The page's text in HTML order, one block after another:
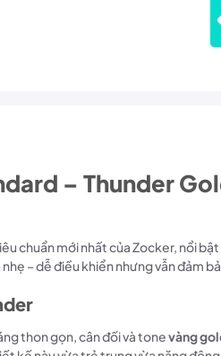
– Thunder
chuẩn mới nhất của Zocker, nổi
– dễ điều khiển nhưng vẫn đảm
thon gọn, cân đối và tonevàng